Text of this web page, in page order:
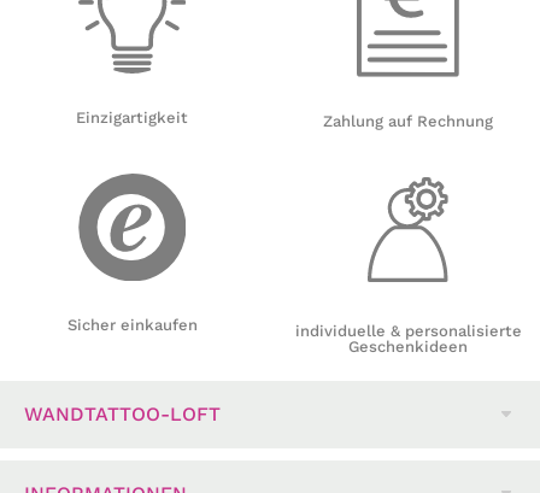
Einzigartigkeit
Sicher einkaufen
Zahlung auf Rechnung
individuelle & personalisierte
Geschenkideen
WANDTATTOO-LOFT